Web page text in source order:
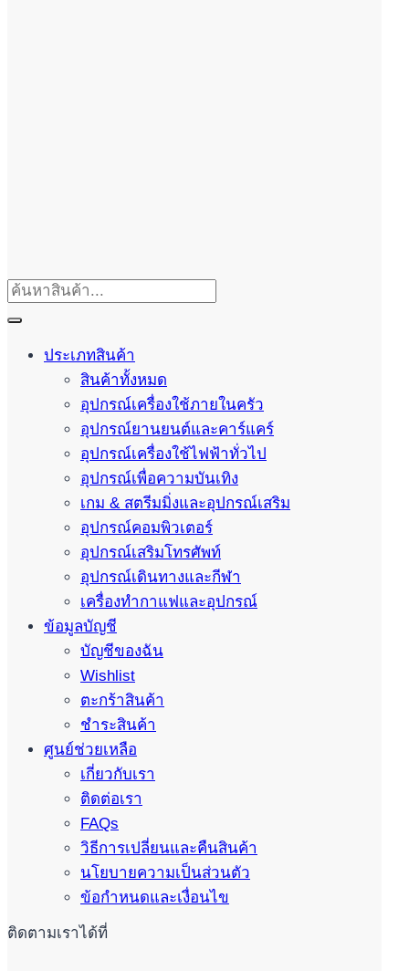
ประเภทสินค้า
สินค้าทั้งหมด
อุปกรณ์เครื่องใช้ภายในครัว
อุปกรณ์ยานยนต์และคาร์แคร์
อุปกรณ์เครื่องใช้ไฟฟ้าทั่วไป
อุปกรณ์เพื่อความบันเทิง
เกม & สตรีมมิ่งและอุปกรณ์เสริม
อุปกรณ์คอมพิวเตอร์
อุปกรณ์เสริมโทรศัพท์
อุปกรณ์เดินทางและกีฬา
เครื่องทำกาแฟและอุปกรณ์
ข้อมูลบัญชี
บัญชีของฉัน
Wishlist
ตะกร้าสินค้า
ชำระสินค้า
ศูนย์ช่วยเหลือ
เกี่ยวกับเรา
ติดต่อเรา
FAQs
วิธีการเปลี่ยนและคืนสินค้า
นโยบายความเป็นส่วนตัว
ข้อกำหนดและเงื่อนไข
ติดตามเราได้ที่